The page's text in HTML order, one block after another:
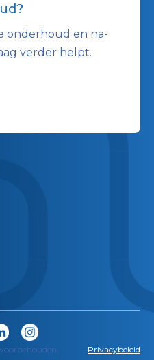
onderhoud en na-
verder helpt.
Privacybeleid